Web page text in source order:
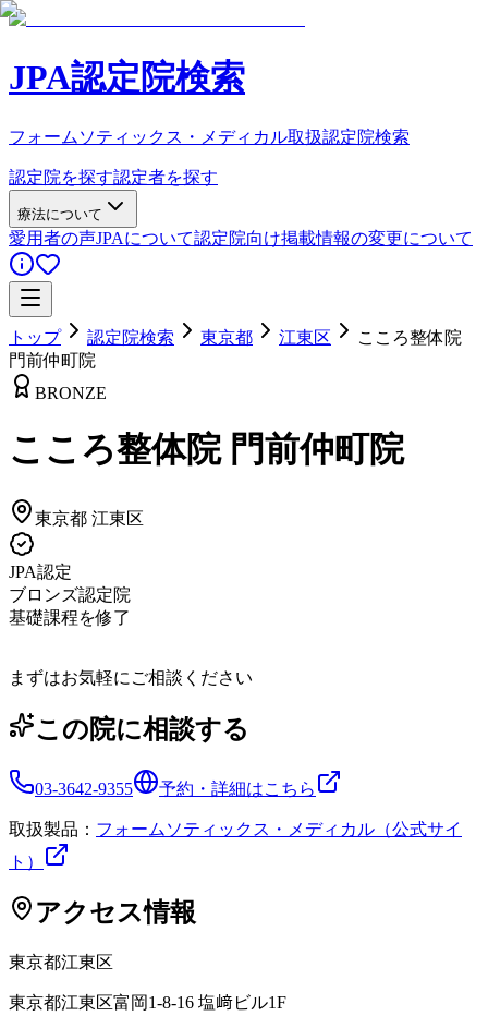
JPA認定院検索
フォームソティックス・メディカル取扱認定院検索
認定院を探す認定者を探す
療法について
愛用者の声JPAについて認定院向け掲載情報の変更について
トップ 認定院検索 東京都 江東区
こころ整体院
門前仲町院
BRONZE
こころ整体院 門前仲町院
東京都 江東区
JPA認定
ブロンズ認定院
基礎課程を修了
まずはお気軽にご相談ください
この院に相談する
03-3642-9355 予約・詳細はこちら
取扱製品： フォームソティックス・メディカル（公式サイ
ト）
アクセス情報
東京都江東区
東京都江東区富岡1-8-16 塩﨑ビル1F